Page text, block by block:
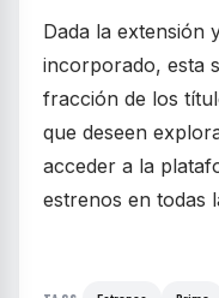
Dada la extensión
incorporado, esta
fracción de los
que deseen
acceder a la
estrenos en todas